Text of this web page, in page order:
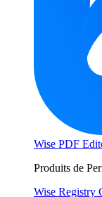
Wise PDF
Produits de
Wise Registry